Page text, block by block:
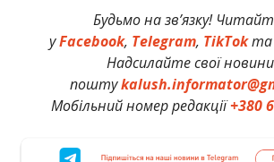
Будьмо на зв’язку!
уFacebook, Telegram, TikTokта
Надсилайте свої
пошту
Мобільний номер редакції+380